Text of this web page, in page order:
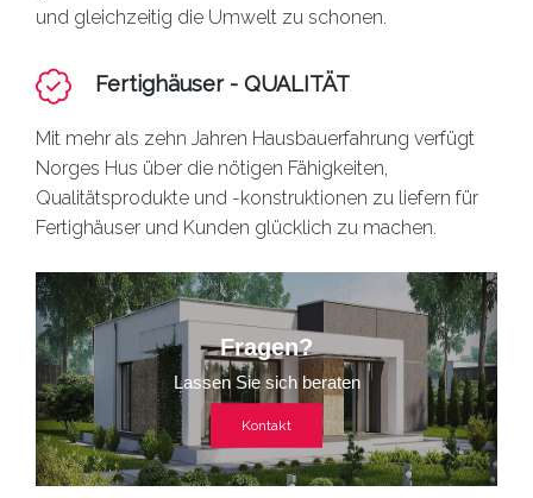
und gleichzeitig die Umwelt zu schonen.
Fertighäuser - QUALITÄT
Mit mehr als zehn Jahren Hausbauerfahrung verfügt
Norges Hus über die nötigen Fähigkeiten,
Qualitätsprodukte und -konstruktionen zu liefern für
Fertighäuser und Kunden glücklich zu machen.
Fragen?
Lassen Sie sich beraten
Kontakt